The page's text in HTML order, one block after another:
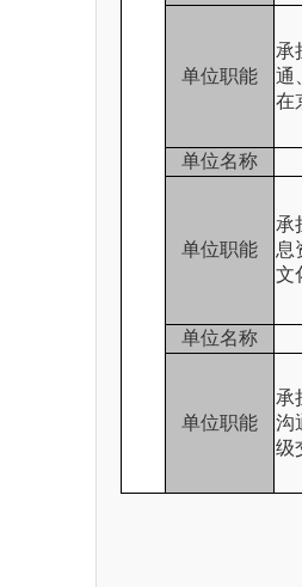
单位职能
承
通
在
单位名称
单位职能
承
息
文
单位名称
单位职能
承
沟
级